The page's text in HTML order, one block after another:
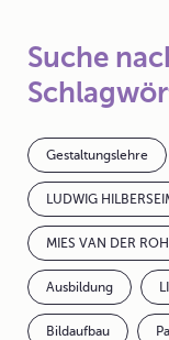
Suche
Gestaltungslehre
LUDWIG
MIES VAN DER
Ausbildung
Bildaufbau